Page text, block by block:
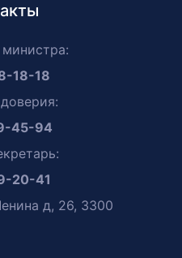
18-18
45-94
20-41
д, 26, 3300